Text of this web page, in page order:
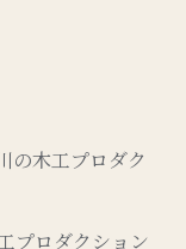
木工プロダク
プロダクション